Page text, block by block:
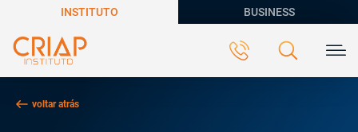
INSTITUTO BUSINESS
voltar atrás